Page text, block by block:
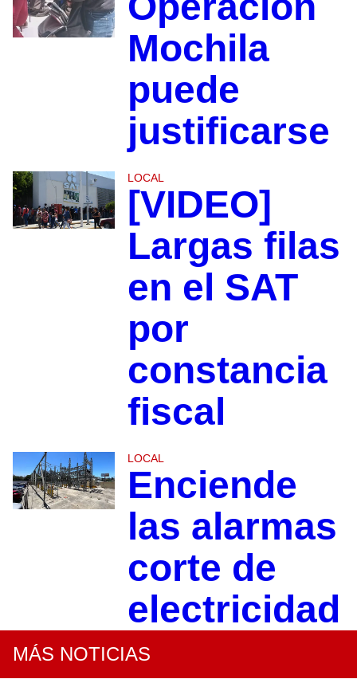
Mochila
puede
justificarse
LOCAL
[VIDEO]
Largas filas
en el SAT
por
constancia
fiscal
LOCAL
Enciende
las alarmas
corte de
electricidad
MÁS NOTICIAS